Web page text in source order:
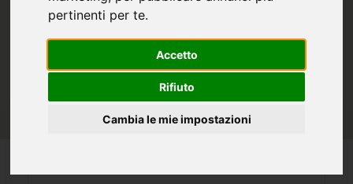
pertinenti per te.
Accetto
Rifiuto
Cambia le mie impostazioni